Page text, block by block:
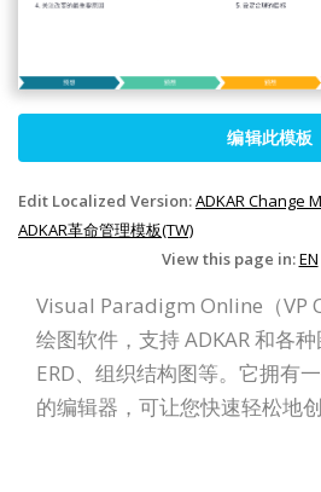
编辑此模板
Edit Localized Version:ADKAR Change
ADKAR革命管理模板(TW)
View this page in:EN
Visual Paradigm Online（VP
绘图软件，支持 ADKAR 和各种
ERD、组织结构图等。它拥有
的编辑器，可让您快速轻松地创